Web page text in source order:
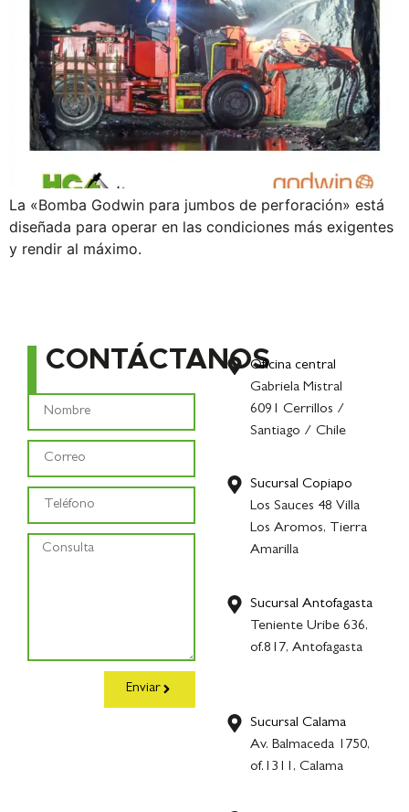
La «Bomba Godwin para jumbos de perforación» está
diseñada para operar en las condiciones más exigentes
y rendir al máximo.
CONTÁCTANOS
Enviar
Oficina central
Gabriela Mistral
6091 Cerrillos /
Santiago / Chile
Sucursal Copiapo
Los Sauces 48 Villa
Los Aromos, Tierra
Amarilla
Sucursal Antofagasta
Teniente Uribe 636,
of.817, Antofagasta
Sucursal Calama
Av. Balmaceda 1750,
of.1311, Calama